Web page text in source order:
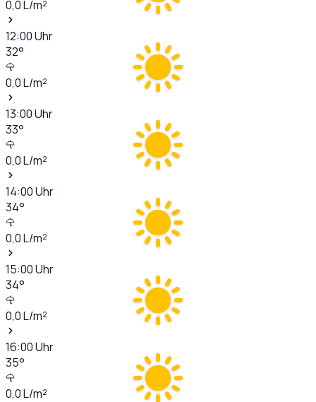
0,0L/m²
12:00Uhr
32°
0,0L/m²
13:00Uhr
33°
0,0L/m²
14:00Uhr
34°
0,0L/m²
15:00Uhr
34°
0,0L/m²
16:00Uhr
35°
0,0L/m²